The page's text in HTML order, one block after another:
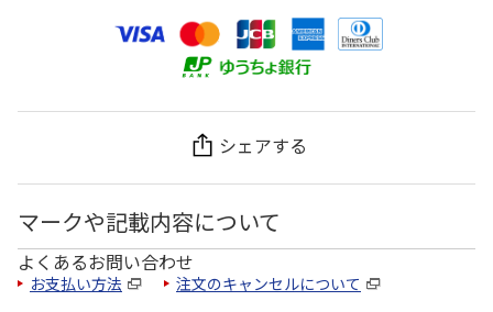
シェアする
マークや記載内容について
よくあるお問い合わせ
お支払い方法 注文のキャンセルについて